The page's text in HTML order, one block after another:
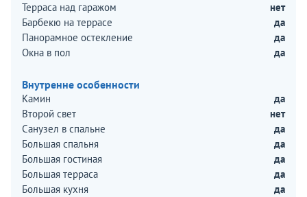
Терраса над гаражом
нет
Барбекю на террасе
да
Панорамное остекление
да
Окна в пол
да
Внутренне особенности
Камин
да
Второй свет
нет
Санузел в спальне
да
Большая спальня
да
Большая гостиная
да
Большая терраса
да
Большая кухня
да